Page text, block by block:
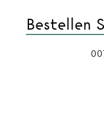
Bestellen